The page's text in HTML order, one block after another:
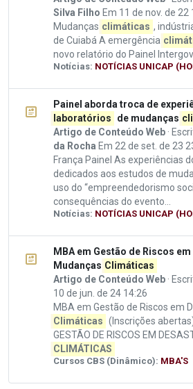
Silva Filho Em 11 de nov. de 22
Mudanças climáticas ,
de Cuiabá A emergência
novo relatório do Painel
Notícias: NOTÍCIAS UNICAP
Painel aborda troca de
laboratórios
de mudanças
Artigo de Conteúdo Web ·
da Rocha Em 22 de set. de 23
França Painel As experiências
dedicados aos estudos de
uso do “empreendedorismo
consequências do evento...
Notícias: NOTÍCIAS UNICAP
MBA em Gestão de Riscos
Mudanças Climáticas
Artigo de Conteúdo Web ·
10 de jun. de 24 14:26
MBA em Gestão de Riscos em
Climáticas (Inscrições
GESTÃO DE RISCOS EM
CLIMÁTICAS
Cursos CBS (Dinâmico): MBA'S